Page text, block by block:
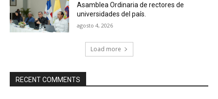
Asamblea Ordinaria de rectores de
universidades del país.
agosto 4, 2026
Load more
RECENT COMMENTS